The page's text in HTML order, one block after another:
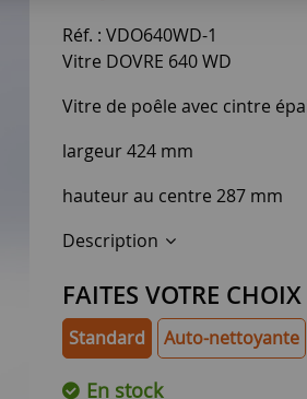
Réf. : VDO640WD-1
Vitre DOVRE 640 WD
Vitre de poêle avec cintre
largeur 424 mm
hauteur au centre 287 mm
Description
FAITES VOTRE CHOIX
Standard Auto-nettoyante
En stock